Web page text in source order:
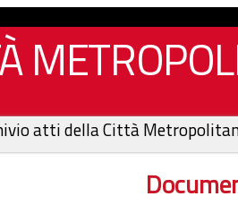
atti della Città